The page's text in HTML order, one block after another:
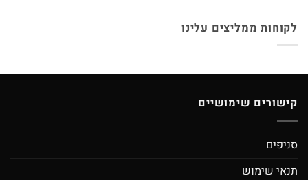
לקוחות ממליצים עלינו
קישורים שימושיים
סניפים
תנאי שימוש